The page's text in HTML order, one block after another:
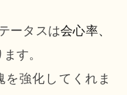
ータスは会心率、
す。
強化してくれま